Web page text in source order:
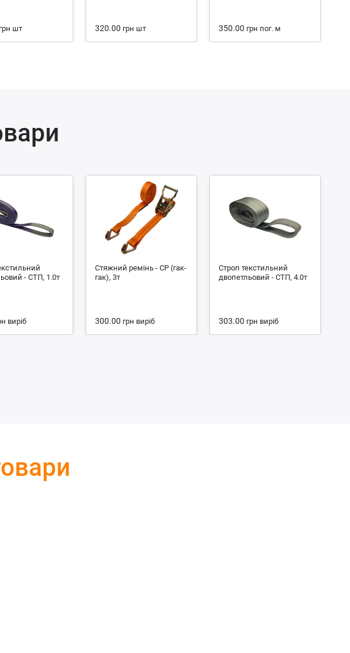
грн шт 320.00 грн шт 350.00 грн пог. м
- СТП, 1.0т
виріб
Стяжний ремінь - СР (гак-
гак), 3т
300.00 грн виріб
Строп текстильний
двопетльовий - СТП, 4.0т
303.00 грн виріб